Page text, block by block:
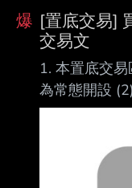
共商解決機
與政院高層
滿台中市率
副市長黃國
快？」卓揆
爆 [置底交易]
交易文
1. 本置底交
為常態開設
於看板發表
等事宜。 高
糾紛。 (4)避